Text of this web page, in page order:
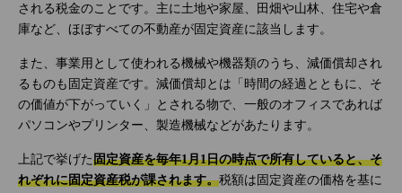
される税金のことです。主に土地や家屋、田畑や山林、住宅や倉
庫など、ほぼすべての不動産が固定資産に該当します。
また、事業用として使われる機械や機器類のうち、減価償却され
るものも固定資産です。減価償却とは「時間の経過とともに、そ
の価値が下がっていく」とされる物で、一般のオフィスであれば
パソコンやプリンター、製造機械などがあたります。
上記で挙げた固定資産を毎年1月1日の時点で所有していると、そ
れぞれに固定資産税が課されます。税額は固定資産の価格を基に